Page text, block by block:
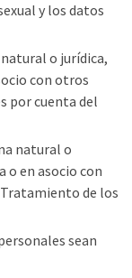
y los datos
o jurídica,
con otros
por cuenta del
natural o
o en asocio con
de los
sean